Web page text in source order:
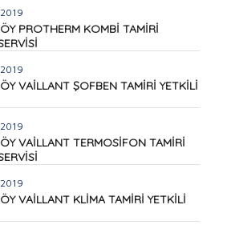
PROTHERM KOMBİ TAMİRİ
VAİLLANT ŞOFBEN TAMİRİ YETKİLİ
VAİLLANT TERMOSİFON TAMİRİ
VAİLLANT KLİMA TAMİRİ YETKİLİ